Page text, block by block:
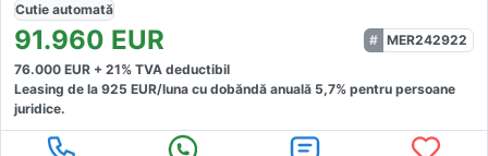
Cutie automată
91.960 EUR
MER242922
76.000 EUR + 21% TVA deductibil
Leasing de la 925 EUR/luna cu dobăndă anuală 5,7% pentru persoane
juridice.